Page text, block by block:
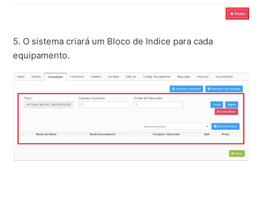
5. O sistema criará um Bloco de Indice para cada
equipamento.